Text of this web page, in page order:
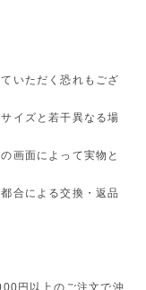
いただく恐れもござ
イズと若干異なる場
画面によって実物と
合による交換・返品
円以上のご注文で沖